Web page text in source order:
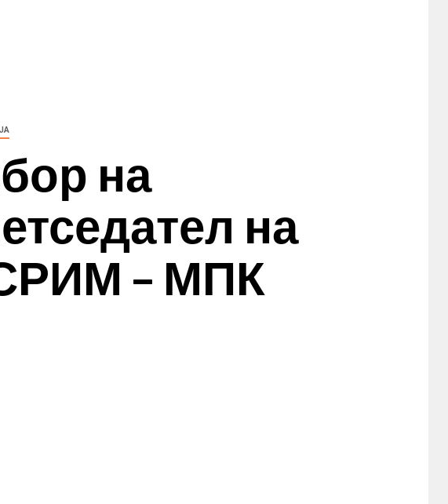
на
на
– МПК